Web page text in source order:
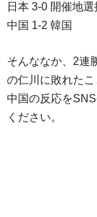
日本 3-0 開催地選
中国 1-2 韓国
そんななか、2連
の仁川に敗れたこ
中国の反応を
ください。